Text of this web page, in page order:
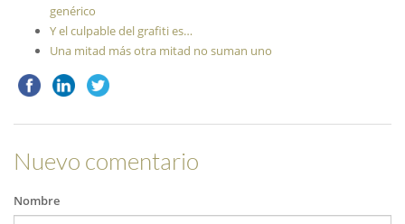
genérico
Y el culpable del grafiti es…
Una mitad más otra mitad no suman uno
Nuevo comentario
Nombre